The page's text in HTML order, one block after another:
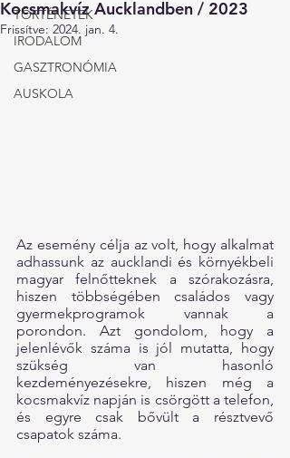
TÖRTÉNETEK
IRODALOM
GASZTRONÓMIA
AUSKOLA
Kocsmakvíz Aucklandben / 2023
Frissítve: 2024. jan. 4.
Az esemény célja az volt, hogy alkalmat
adhassunk az aucklandi és környékbeli
magyar felnőtteknek a szórakozásra,
hiszen többségében családos vagy
gyermekprogramok vannak a
porondon. Azt gondolom, hogy a
jelenlévők száma is jól mutatta, hogy
szükség van hasonló
kezdeményezésekre, hiszen még a
kocsmakvíz napján is csörgött a telefon,
és egyre csak bővült a résztvevő
csapatok száma.